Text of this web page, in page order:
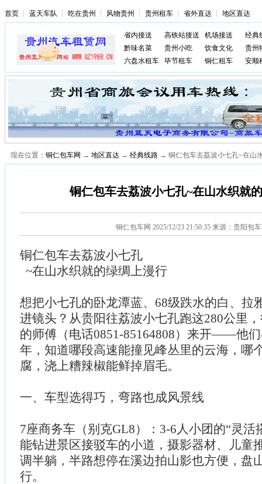
首页 ┆ 蓝天车队 ┆ 吃在贵州 ┆ 风物贵州 ┆ 贵州租车 ┆ 省外直达 ┆ 地区直达
省内接送 高铁站接送 机场接送
经典
黔味名菜
贵州小吃 饮食文化
贵州
六盘水租车
毕节租车 铜仁租车 安顺
现在位置： 铜仁包车网 → 地区直达 → 经典线路 → 铜仁包车去荔波小七孔~在山
铜仁包车去荔波小七孔~在山水织就
铜仁包车网 2025/12/23 21:50:35 来源：贵阳包
铜仁包车去荔波小七孔
~在山水织就的绿绸上漫行
想把小七孔的卧龙潭蓝、68级跌水的白、拉
进镜头？从贵阳往荔波小七孔跑这280公里
的师傅（电话0851-85164808）来开——他
年，知道哪段高速能撞见峰丛里的云海，哪
腐，浇上糟辣椒能鲜掉眉毛。
一、车型选得巧，弯路也成风景线
7座商务车（别克GL8）：3-6人小团的“灵活
能钻进景区接驳车的小道，摄影器材、儿童
调半躺，半路想停在溪边拍山影也方便，盘
行。